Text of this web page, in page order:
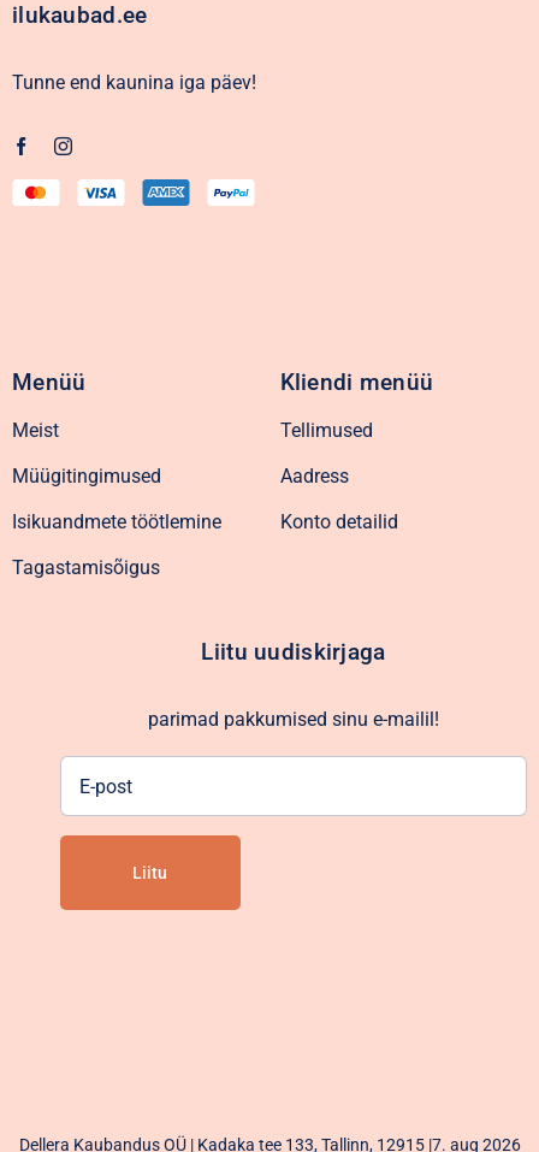
ilukaubad.ee
Tunne end kaunina iga päev!
Menüü
Meist
Müügitingimused
Isikuandmete töötlemine
Tagastamisõigus
Kliendi menüü
Tellimused
Aadress
Konto detailid
Liitu uudiskirjaga
parimad pakkumised sinu e-mailil!
Dellera Kaubandus OÜ | Kadaka tee 133, Tallinn, 12915 |7. aug 2026